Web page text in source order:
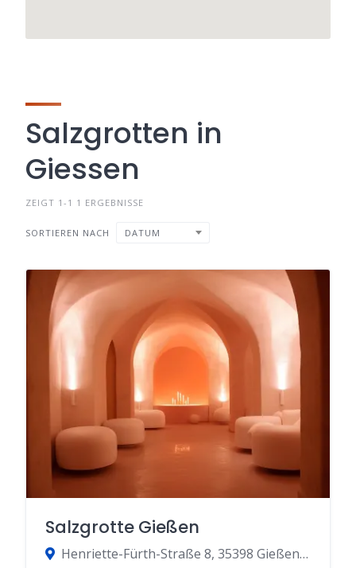
Salzgrotten in
Giessen
ZEIGT 1-1 1 ERGEBNISSE
SORTIEREN NACH DATUM
Salzgrotte Gießen
Henriette-Fürth-Straße 8, 35398 Gießen, Germany